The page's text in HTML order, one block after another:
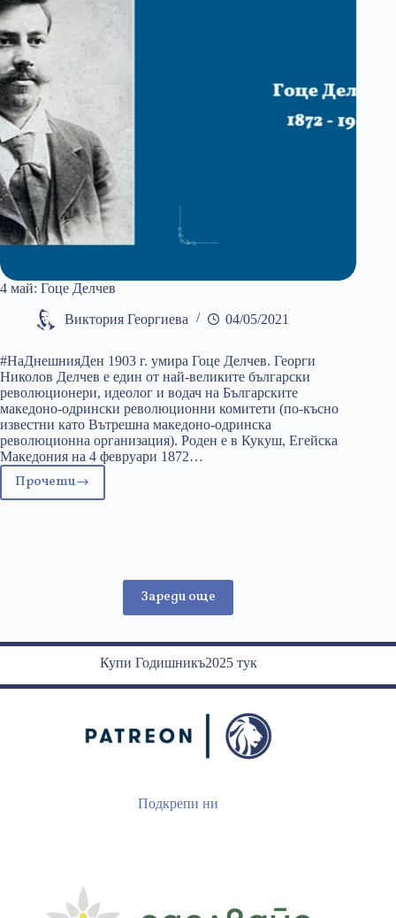
4 май: Гоце Делчев
Виктория Георгиева 04/05/2021
#НаДнешнияДен 1903 г. умира Гоце Делчев. Георги
Николов Делчев е един от най-великите български
революционери, идеолог и водач на Българските
македоно-одрински революционни комитети (по-късно
известни като Вътрешна македоно-одринска
революционна организация). Роден е в Кукуш, Егейска
Македония на 4 февруари 1872…
Прочети
4
Зареди още
Купи Годишникъ2025 тук
Подкрепи ни